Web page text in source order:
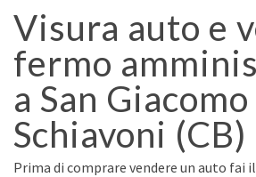
Visura auto e
fermo
a San
Schiavoni (CB)
Prima di comprare vendere un auto fai